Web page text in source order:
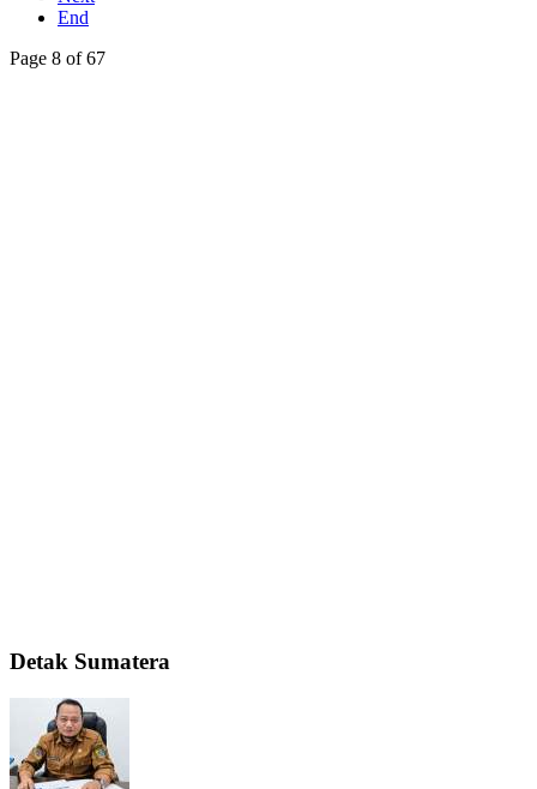
End
Page 8 of 67
Detak Sumatera